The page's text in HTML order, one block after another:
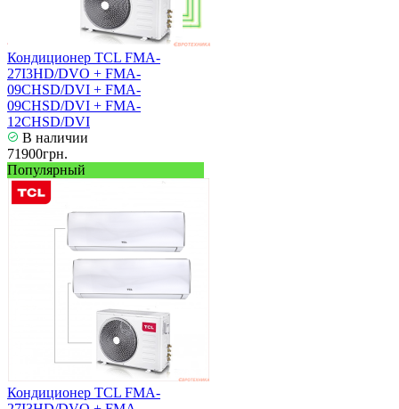
Кондиционер TCL FMA-
27I3HD/DVO + FMA-
09CHSD/DVI + FMA-
09CHSD/DVI + FMA-
12CHSD/DVI
В наличии
71900грн.
Популярный
Кондиционер TCL FMA-